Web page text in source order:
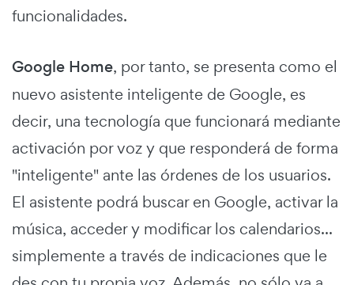
funcionalidades.
Google Home, por tanto, se presenta como el
nuevo asistente inteligente de Google, es
decir, una tecnología que funcionará mediante
activación por voz y que responderá de forma
"inteligente" ante las órdenes de los usuarios.
El asistente podrá buscar en Google, activar la
música, acceder y modificar los calendarios...
simplemente a través de indicaciones que le